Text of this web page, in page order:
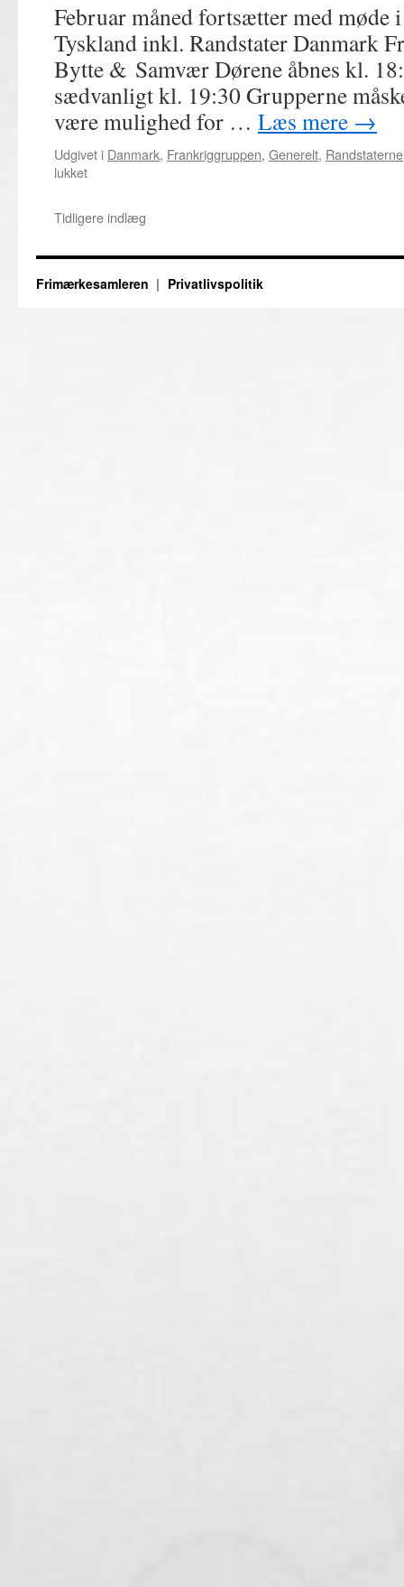
Februar måned fortsætter med
Tyskland inkl. Randstater Danmark
Bytte & Samvær Dørene åbnes kl.
sædvanligt kl. 19:30 Grupperne
være mulighed for … Læs mere →
Udgivet i Danmark, Frankriggruppen, Generelt, Randstaterne
lukkettil
–
i
specialgrupper,
Tidligere indlæg
Frimærkesamleren Privatlivspolitik